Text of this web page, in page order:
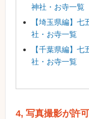
神社・お寺一覧
【埼玉県編】
社・お寺一覧
【千葉県編】
社・お寺一覧
4, 写真撮影が許